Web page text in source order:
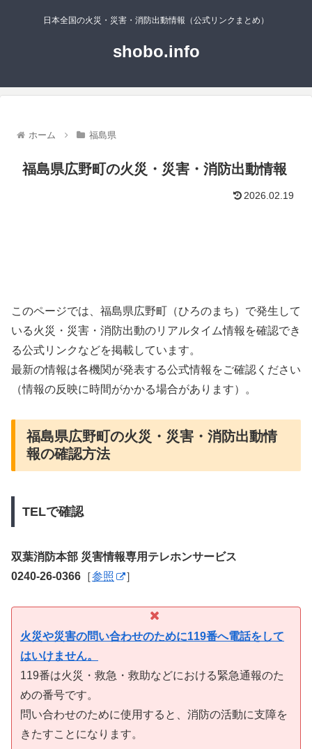
日本全国の火災・災害・消防出動情報（公式リンクまとめ）
shobo.info
ホーム 福島県
福島県広野町の火災・災害・消防出動情報
2026.02.19
このページでは、福島県広野町（ひろのまち）で発生して
いる火災・災害・消防出動のリアルタイム情報を確認でき
る公式リンクなどを掲載しています。
最新の情報は各機関が発表する公式情報をご確認ください
（情報の反映に時間がかかる場合があります）。
福島県広野町の火災・災害・消防出動情
報の確認方法
TELで確認
双葉消防本部 災害情報専用テレホンサービス
0240-26-0366 ［参照 ］
火災や災害の問い合わせのために119番へ電話をして
はいけません。
119番は火災・救急・救助などにおける緊急通報のた
めの番号です。
問い合わせのために使用すると、消防の活動に支障を
きたすことになります。